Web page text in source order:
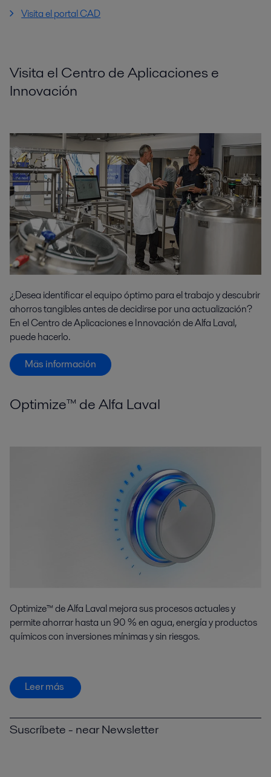
Visita el portal CAD
Visita el Centro de Aplicaciones e
Innovación
¿Desea identificar el equipo óptimo para el trabajo y descubrir
ahorros tangibles antes de decidirse por una actualización?
En el Centro de Aplicaciones e Innovación de Alfa Laval,
puede hacerlo.
Mäs información
Optimize™ de Alfa Laval
Optimize™ de Alfa Laval mejora sus procesos actuales y
permite ahorrar hasta un 90 % en agua, energía y productos
químicos con inversiones mínimas y sin riesgos.
Leer más
Suscríbete - near Newsletter